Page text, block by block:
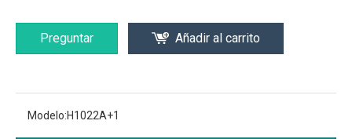
Preguntar Añadir al carrito
Modelo:H1022A+1